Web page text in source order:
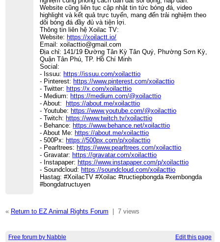
Website cũng liên tục cập nhật tin tức bóng đá, video
highlight và kết quả trực tuyến, mang đến trải nghiệm theo
dõi bóng đá đầy đủ và tiện lợi.
Thông tin liên hệ Xoilac TV:
Website: https://xoilactt.io/
Email: xoilacttio@gmail.com
Địa chỉ: 141/19 Đường Tân Kỳ Tân Quý, Phường Sơn Kỳ,
Quận Tân Phú, TP. Hồ Chí Minh
Social:
- Issuu: https://issuu.com/xoilacttio
- Pinterest: https://www.pinterest.com/xoilacttio
- Twitter: https://x.com/xoilacttio
- Medium: https://medium.com/@xoilacttio
- About:
https://about.me/xoilacttio
- Youtube: https://www.youtube.com/@xoilacttio
- Twitch: https://www.twitch.tv/xoilacttio
- Behance: https://www.behance.net/xoilacttio
- About Me: https://about.me/xoilacttio
- 500Px: https://500px.com/p/xoilacttio
- Pearltrees: https://www.pearltrees.com/xoilacttio
- Gravatar: https://gravatar.com/xoilacttio
- Instapaper: https://www.instapaper.com/p/xoilacttio
- Soundcloud: https://soundcloud.com/xoilacttio
Hastag: #XoilacTV #Xoilac #tructiepbongda #xembongda
#bongdatructuyen
« Return to EZ Animal Rights Forum 7 views
Free forum by Nabble Edit this page